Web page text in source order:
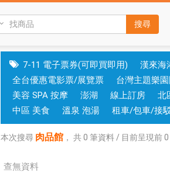
搜尋
7-11 電子票券(可即買即用) 漢來海
全台優惠電影票/展覽票
台灣主題樂
美容 SPA 按摩
澎湖 線上訂房 北
中區 美食
溫泉 泡湯 租車/包車/接
本次搜尋 肉品館 ， 共0 筆資料 / 目前呈現前0
查無資料